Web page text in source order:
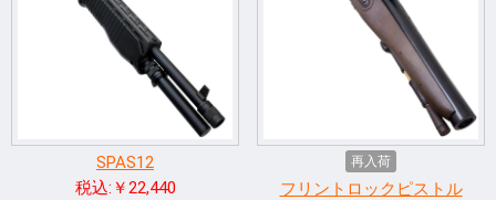
SPAS12
税込:￥22,440
再入荷
フリントロックピストル